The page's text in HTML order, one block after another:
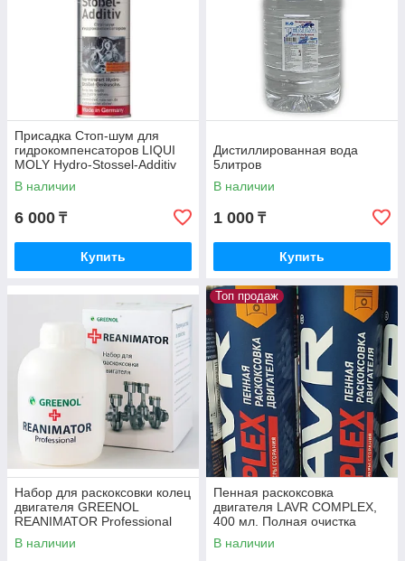
Присадка Стоп-шум для
гидрокомпенсаторов LIQUI
MOLY Hydro-Stossel-Additiv
300ml. 1009
В наличии
6 000 ₸
Купить
Дистиллированная вода
5литров
В наличии
1 000 ₸
Купить
Набор для раскоксовки колец
двигателя GREENOL
REANIMATOR Professional
450мл.
В наличии
Топ продаж
Пенная раскоксовка
двигателя LAVR COMPLEX,
400 мл. Полная очистка
камеры сгорания
В наличии